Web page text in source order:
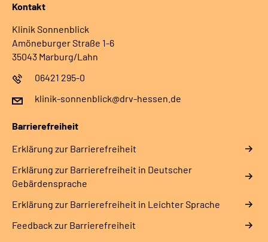
Kontakt
Klinik Sonnenblick
Amöneburger Straße 1-6
35043 Marburg/Lahn
06421 295-0
klinik-sonnenblick@drv-hessen.de
Barrierefreiheit
Erklärung zur Barrierefreiheit
Erklärung zur Barrierefreiheit in Deutscher
Gebärdensprache
Erklärung zur Barrierefreiheit in Leichter Sprache
Feedback zur Barrierefreiheit